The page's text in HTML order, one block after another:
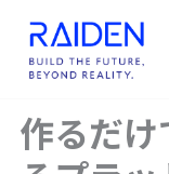
作るだ